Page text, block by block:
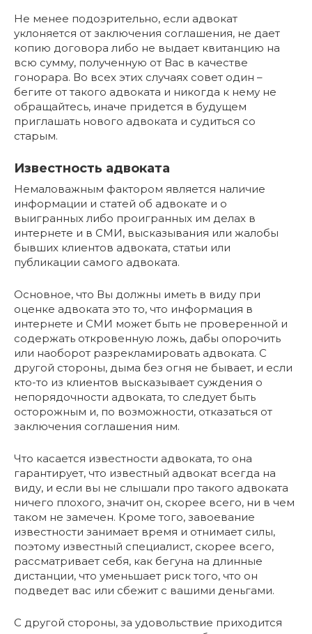
Не менее подозрительно, если адвокат
уклоняется от заключения соглашения, не дает
копию договора либо не выдает квитанцию на
всю сумму, полученную от Вас в качестве
гонорара. Во всех этих случаях совет один –
бегите от такого адвоката и никогда к нему не
обращайтесь, иначе придется в будущем
приглашать нового адвоката и судиться со
старым.
Известность адвоката
Немаловажным фактором является наличие
информации и статей об адвокате и о
выигранных либо проигранных им делах в
интернете и в СМИ, высказывания или жалобы
бывших клиентов адвоката, статьи или
публикации самого адвоката.
Основное, что Вы должны иметь в виду при
оценке адвоката это то, что информация в
интернете и СМИ может быть не проверенной и
содержать откровенную ложь, дабы опорочить
или наоборот разрекламировать адвоката. С
другой стороны, дыма без огня не бывает, и если
кто-то из клиентов высказывает суждения о
непорядочности адвоката, то следует быть
осторожным и, по возможности, отказаться от
заключения соглашения ним.
Что касается известности адвоката, то она
гарантирует, что известный адвокат всегда на
виду, и если вы не слышали про такого адвоката
ничего плохого, значит он, скорее всего, ни в чем
таком не замечен. Кроме того, завоевание
известности занимает время и отнимает силы,
поэтому известный специалист, скорее всего,
рассматривает себя, как бегуна на длинные
дистанции, что уменьшает риск того, что он
подведет вас или сбежит с вашими деньгами.
С другой стороны, за удовольствие приходится